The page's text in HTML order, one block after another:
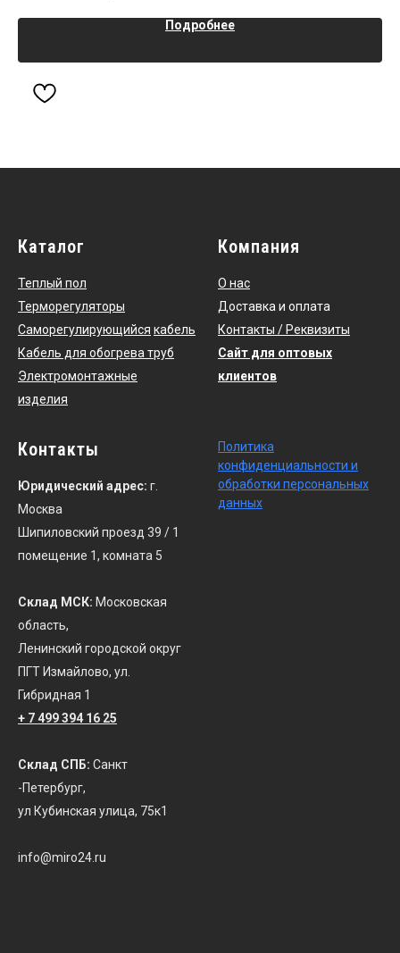
Подробнее
Каталог
Теплый пол
Терморегуляторы
Саморегулирующийся кабель
Кабель для обогрева труб
Электромонтажные
изделия
Компания
О нас
Доставка и оплата
Контакты / Реквизиты
Сайт для оптовых
клиентов
Контакты
Юридический адрес: г.
Москва
Шипиловский проезд 39 / 1
помещение 1, комната 5
Склад МСК: Московская
область,
Ленинский городской округ
ПГТ Измайлово, ул.
Гибридная 1
+ 7 499 394 16 25
Склад СПБ: Санкт
-Петербург,
ул Кубинская улица, 75к1
info@miro24.ru
Политика
конфиденциальности и
обработки персональных
данных